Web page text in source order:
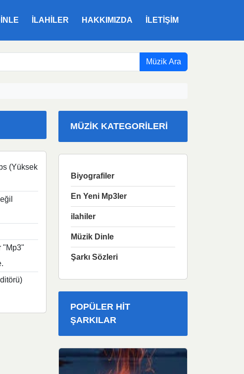
ILAHILER HAKKIMIZDA İLETIŞIM
Müzik Ara
(Yüksek
"Mp3"
MÜZIK KATEGORILERI
Biyografiler
En Yeni Mp3ler
ilahiler
Müzik Dinle
Şarkı Sözleri
POPÜLER HIT
ŞARKILAR